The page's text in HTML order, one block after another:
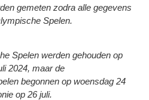
gemeten zodra alle gegevens
Spelen.
Spelen werden gehouden op
2024, maar de
begonnen op woensdag 24
op 26 juli.